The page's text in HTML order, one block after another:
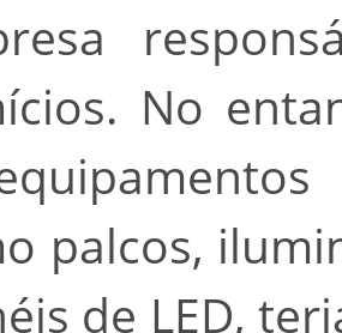
No
palcos,
de LED,